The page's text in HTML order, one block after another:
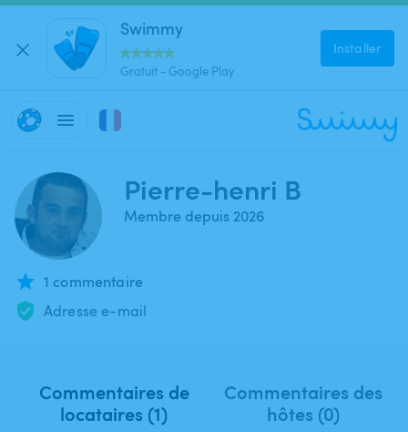
Swimmy
Gratuit - Google Play
Installer
Pierre-henri B
Membre depuis 2026
1 commentaire
Adresse e-mail
Commentaires de
locataires (1)
Commentaires des
hôtes (0)